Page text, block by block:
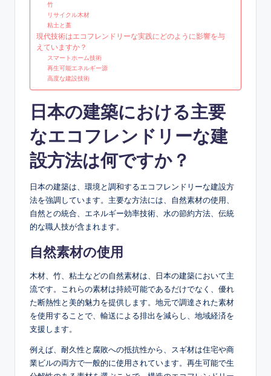
竹
リサイクル木材
粘土と藁
現代技術はエコフレンドリーな実践にどのように影響を与
えていますか？
スマートホーム技術
再生可能エネルギー源
高度な建設技術
日本の建築における主要
なエコフレンドリーな建
設方法は何ですか？
日本の建築は、環境と調和するエコフレンドリーな建設方
法を強調しています。主要な方法には、自然素材の使用、
自然との統合、エネルギー効率技術、水の節約方法、伝統
的な職人技が含まれます。
自然素材の使用
木材、竹、粘土などの自然素材は、日本の建築において主
流です。これらの素材は持続可能であるだけでなく、優れ
た断熱性と美的魅力を提供します。地元で調達された素材
を使用することで、輸送による排出を減らし、地域経済を
支援します。
例えば、耐久性と腐敗への抵抗性から、スギ材は住宅や商
業ビルの両方で一般的に使用されています。再生可能で生